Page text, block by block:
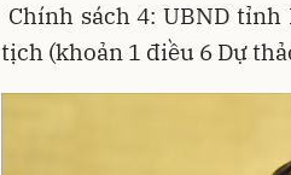
Chính sách 4: UBND tỉnh
tịch (khoản 1 điều 6 Dự